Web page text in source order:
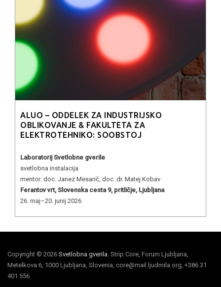
ALUO – ODDELEK ZA INDUSTRIJSKO
OBLIKOVANJE & FAKULTETA ZA
ELEKTROTEHNIKO: SOOBSTOJ
Laboratorij Svetlobne gverile
svetlobna instalacija
mentor: doc. Janez Mesarič, doc. dr. Matej Kobav
Ferantov vrt, Slovenska cesta 9, pritličje, Ljubljana
26. maj–20. junij 2026
Copyright © 2026 Svetlobna gverila. Strip Core, Forum Ljubljana,
Metelkova 6, 1000 Ljubljana, Slovenia, core@mail.ljudmila.org, +386 31
401 556